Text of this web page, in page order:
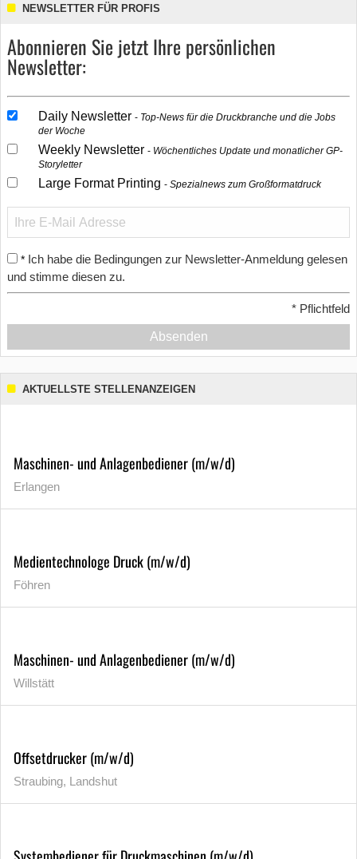
NEWSLETTER FÜR PROFIS
Abonnieren Sie jetzt Ihre persönlichen
Newsletter:
Daily Newsletter
Top-News für die Druckbranche und die Jobs
der Woche
Weekly Newsletter
Wöchentliches Update und monatlicher GP-
Storyletter
Large Format Printing Spezialnews zum Großformatdruck
* Ich habe die Bedingungen zur Newsletter-Anmeldung gelesen
und stimme diesen zu.
* Pflichtfeld
Absenden
AKTUELLSTE STELLENANZEIGEN
Maschinen- und Anlagenbediener (m/w/d)
Erlangen
Medientechnologe Druck (m/w/d)
Föhren
Maschinen- und Anlagenbediener (m/w/d)
Willstätt
Offsetdrucker (m/w/d)
Straubing, Landshut